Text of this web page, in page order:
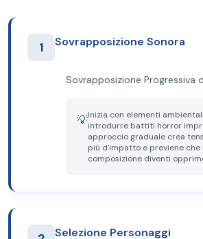
1 Sovrapposizione Sonora
Sovrapposizione Progressiva
💡Inizia con elementi
introdurre battiti horror
approccio graduale crea
più d'impatto e previene che
composizione diventi
Selezione Personaggi